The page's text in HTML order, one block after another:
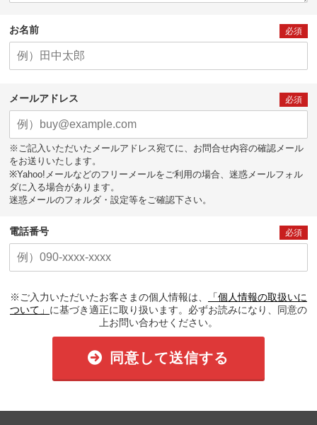
お名前 必須
メールアドレス 必須
※ご記入いただいたメールアドレス宛てに、お問合せ内容の確認メール
をお送りいたします。
※Yahoo!メールなどのフリーメールをご利用の場合、迷惑メールフォル
ダに入る場合があります。
迷惑メールのフォルダ・設定等をご確認下さい。
電話番号 必須
※ご入力いただいたお客さまの個人情報は、
「個人情報の取扱いに
ついて」 に基づき適正に取り扱います。必ずお読みになり、同意の
上お問い合わせください。
同意して送信する